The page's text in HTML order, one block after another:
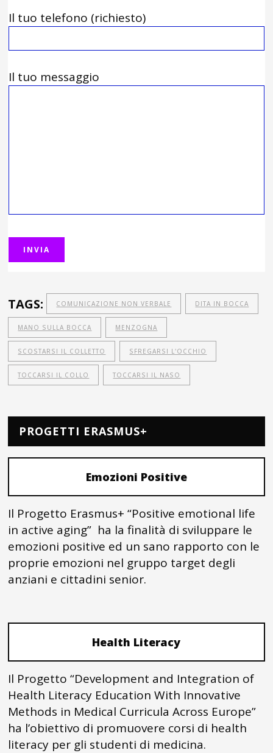
Il tuo telefono (richiesto)
Il tuo messaggio
TAGS: COMUNICAZIONE NON VERBALE DITA IN BOCCA
MANO SULLA BOCCA MENZOGNA
SCOSTARSI IL COLLETTO SFREGARSI L'OCCHIO
TOCCARSI IL COLLO TOCCARSI IL NASO
PROGETTI ERASMUS+
Emozioni Positive
Il Progetto Erasmus+ “Positive emotional life
in active aging” ha la finalità di sviluppare le
emozioni positive ed un sano rapporto con le
proprie emozioni nel gruppo target degli
anziani e cittadini senior.
Health Literacy
Il Progetto “Development and Integration of
Health Literacy Education With Innovative
Methods in Medical Curricula Across Europe”
ha l’obiettivo di promuovere corsi di health
literacy per gli studenti di medicina.